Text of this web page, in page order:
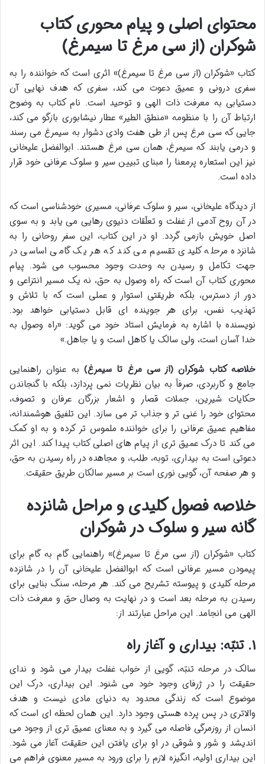
محتوای اصلی و پیام محوری کتاب
شوکران (از سی مرغ تا سیمرغ)
کتاب «شوکران (از سی مرغ تا سیمرغ)» اثری است که خواننده را به
سفری درونی و عمیق دعوت می کند، سفری که هدف نهایی آن
دستیابی به معرفت ذات الهی و توحید است. نام کتاب به وضوح
ارتباط آن را با منظومه «منطق الطیر» عطار نیشابوری بازگو می کند،
جایی که سی مرغ پس از طی هفت وادی دشوار به سیمرغ می رسند
و درمی یابند که سیمرغ، همان سی مرغ هستند. ابوالفضل علیخانی
نیز این استعاره پرمعنا را مبنای تبیین سیر و سلوک عرفانی خود قرار
داده است.
از دیدگاه علیخانی، سیر و سلوک عرفانی، مسیری خودشناسی است که
در آن روح آدمی از غفلت و تعلّقات دنیوی رهایی می یابد و به سوی
اصل خویش بازمی گردد. او در این کتاب، این سفر روحانی را به
شانزده مرحله کلیدی تقسیم می کند که هر یک گامی اساسی در
جهت تکامل و رسیدن به وحدت وجود محسوب می شود. پیام
محوری کتاب آن است که راه وصول به حق، نه یک مسیر انتزاعی و
دور از دسترس، بلکه طریقتی استوار و عملی است که با تلاش و
تهذیب نفس، برای هر جوینده ای قابل دستیابی خواهد بود.
نویسنده با اشاره به فرمایش استاد خود می گوید: «راه وصول به
خدا آسان است، ولی سالک یا کاهل است و یا جاهل.»
خلاصه کتاب شوکران (از سی مرغ تا سیمرغ) به عنوان راهنمایی
جامع و کاربردی، صرفاً به بیان نظریات نمی پردازد، بلکه با گنجاندن
حکایات شیرین، جملات قصار و اشعار بزرگان عرفان و تصوف،
محتوای خود را غنی تر و جذاب تر می سازد. این تلفیق هوشمندانه،
مفاهیم عمیق عرفانی را برای خواننده ملموس تر کرده و به او کمک
می کند تا درک عمیق تری از پیام های اصلی کتاب پیدا کند. این اثر
دعوتی است به بیداری، توبه، طلب، و مجاهده در راه رسیدن به حق،
و هر صفحه آن، گویی نوری است بر مسیر سالکان طریق حقیقت.
خلاصه فصول کلیدی و مراحل شانزده
گانه سیر و سلوک در شوکران
کتاب «شوکران (از سی مرغ تا سیمرغ)» راهنمایی گام به گام برای
پیمودن مسیر عرفانی است که ابوالفضل علیخانی آن را در شانزده
مرحله کلیدی و پیوسته تشریح می کند. هر مرحله، سنگ بنایی برای
رسیدن به مرحله بعد است و در نهایت به وصال حق و معرفت ذات
الهی می انجامد. این مراحل عبارتند از:
۱. تنبّه: بیداری و آغاز راه
سالک در مرحله تنبّه، گویی از خواب غفلت بیدار می شود و ندای
حقیقت را در ژرفای وجود خود می شنود. این بیداری، درک این
موضوع است که زندگی محدود به دنیای مادی نیست و هدف
والاتری در پس پرده هستی وجود دارد. این همان لحظه ای است که
انسان از روزمرگی فاصله می گیرد و به معنای عمیق تری از وجود می
اندیشد و شور و شوقی در او برای یافتن این حقیقت آغاز می شود.
این بیداری اولیه، انگیزه لازم را برای ورود به مسیر معنوی فراهم می